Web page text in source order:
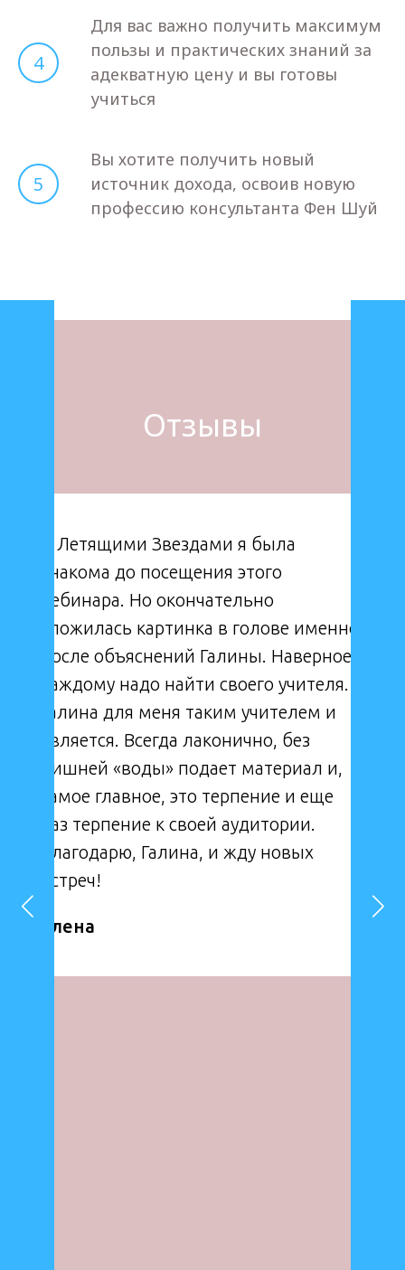
4
Для вас важно получить максимум
пользы и практических знаний за
адекватную цену и вы готовы
учиться
5
Вы хотите получить новый
источник дохода, освоив новую
профессию консультанта Фен Шуй
Отзывы
С Летящими Звездами я была
знакома до посещения этого
вебинара. Но окончательно
сложилась картинка в голове именно
после объяснений Галины. Наверное,
каждому надо найти своего учителя.
Галина для меня таким учителем и
является. Всегда лаконично, без
лишней «воды» подает материал и,
самое главное, это терпение и еще
раз терпение к своей аудитории.
Благодарю, Галина, и жду новых
встреч!
Елена